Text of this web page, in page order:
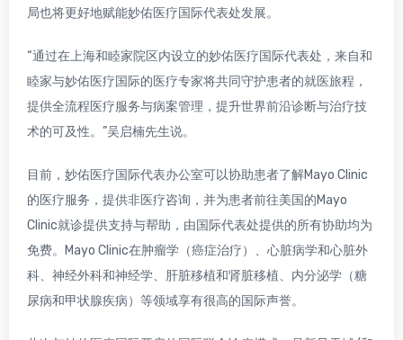
局也将更好地赋能妙佑医疗国际代表处发展。
“通过在上海和睦家院区内设立的妙佑医疗国际代表处，来自和
睦家与妙佑医疗国际的医疗专家将共同守护患者的就医旅程，
提供全流程医疗服务与病案管理，提升世界前沿诊断与治疗技
术的可及性。”吴启楠先生说。
目前，妙佑医疗国际代表办公室可以协助患者了解Mayo Clinic
的医疗服务，提供非医疗咨询，并为患者前往美国的Mayo
Clinic就诊提供支持与帮助，由国际代表处提供的所有协助均为
免费。Mayo Clinic在肿瘤学（癌症治疗）、心脏病学和心脏外
科、神经外科和神经学、肝脏移植和肾脏移植、内分泌学（糖
尿病和甲状腺疾病）等领域享有很高的国际声誉。